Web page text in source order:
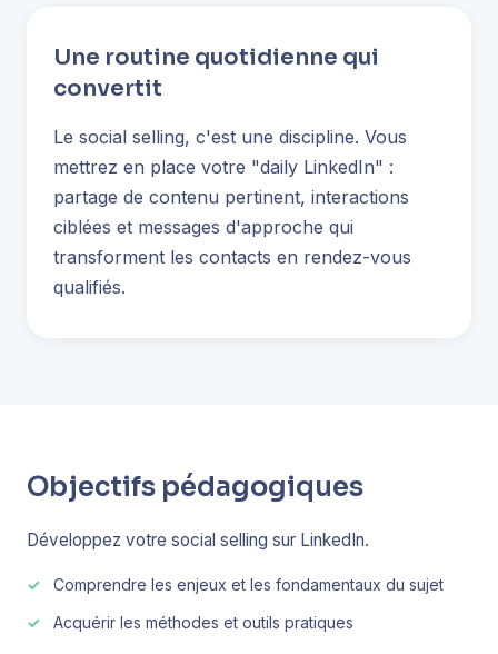
Une routine quotidienne qui
convertit
Le social selling, c'est une discipline. Vous
mettrez en place votre "daily LinkedIn" :
partage de contenu pertinent, interactions
ciblées et messages d'approche qui
transforment les contacts en rendez-vous
qualifiés.
Objectifs pédagogiques
Développez votre social selling sur LinkedIn.
Comprendre les enjeux et les fondamentaux du sujet
Acquérir les méthodes et outils pratiques